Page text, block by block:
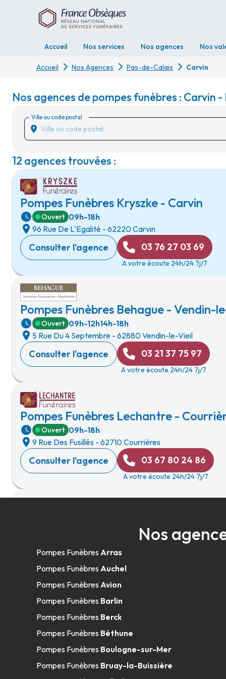
Accueil Nos services Nos agences Nos
Accueil Nos Agences Pas-de-Calais Carvin
Nos agences de pompes funèbres : Carvin
Ville ou code postal
12 agences trouvées :
Pompes Funèbres Kryszke - Carvin
Ouvert 09h-18h
96 Rue De L'Egalité - 62220 Carvin
Consulter l'agence 03 76 27 03 69
A votre écoute 24h/24 7j/7
Pompes Funèbres Behague - Vendin-
Ouvert 09h-12h14h-18h
5 Rue Du 4 Septembre - 62880 Vendin-le-Vieil
Consulter l'agence 03 21 37 75 97
A votre écoute 24h/24 7j/7
Pompes Funèbres Lechantre -
Ouvert 09h-18h
9 Rue Des Fusillés - 62710 Courrières
Consulter l'agence 03 67 80 24 86
A votre écoute 24h/24 7j/7
Ouvert 09h-12h 14h-18h
161-163 Rue Roger Salengro
Consulter l'agence
A votre écoute 24h/24 7j/7
Services Funéraires Laurent - Avion
28 Boulevard Gabriel Peri -62210 Avion
Nos
Pompes Funèbres Arras
Pompes Funèbres Auchel
Pompes Funèbres Avion
Pompes Funèbres Barlin
Pompes Funèbres Berck
Pompes Funèbres Béthune
Pompes Funèbres Boulogne-sur-Mer
Pompes Funèbres Bruay-la-Buissière